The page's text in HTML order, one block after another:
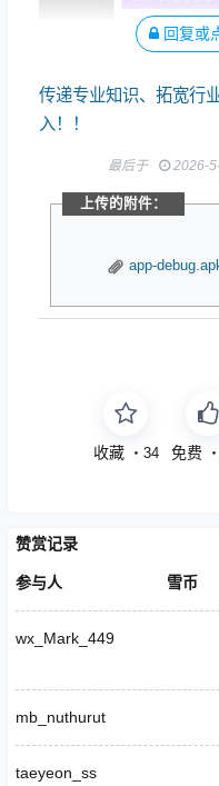
回复或
传递专业知识、拓宽行
入！！
最后于 2026-
上传的附件：
app-
收藏 ・ 34 点赞 ・
赞赏记录
参与人 雪币
wx_Mark_449
mb_nuthurut
taeyeon_ss